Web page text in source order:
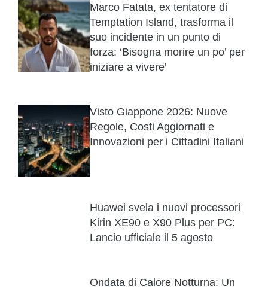
Marco Fatata, ex tentatore di
Temptation Island, trasforma il
suo incidente in un punto di
forza: ‘Bisogna morire un po’ per
iniziare a vivere’
Visto Giappone 2026: Nuove
Regole, Costi Aggiornati e
Innovazioni per i Cittadini Italiani
Huawei svela i nuovi processori
Kirin XE90 e X90 Plus per PC:
Lancio ufficiale il 5 agosto
Ondata di Calore Notturna: Un